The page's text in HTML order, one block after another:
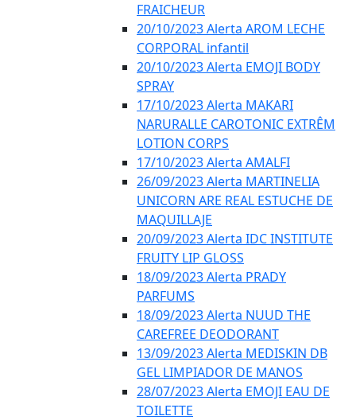
FRAICHEUR
20/10/2023 Alerta AROM LECHE
CORPORAL infantil
20/10/2023 Alerta EMOJI BODY
SPRAY
17/10/2023 Alerta MAKARI
NARURALLE CAROTONIC EXTRÊM
LOTION CORPS
17/10/2023 Alerta AMALFI
26/09/2023 Alerta MARTINELIA
UNICORN ARE REAL ESTUCHE DE
MAQUILLAJE
20/09/2023 Alerta IDC INSTITUTE
FRUITY LIP GLOSS
18/09/2023 Alerta PRADY
PARFUMS
18/09/2023 Alerta NUUD THE
CAREFREE DEODORANT
13/09/2023 Alerta MEDISKIN DB
GEL LIMPIADOR DE MANOS
28/07/2023 Alerta EMOJI EAU DE
TOILETTE